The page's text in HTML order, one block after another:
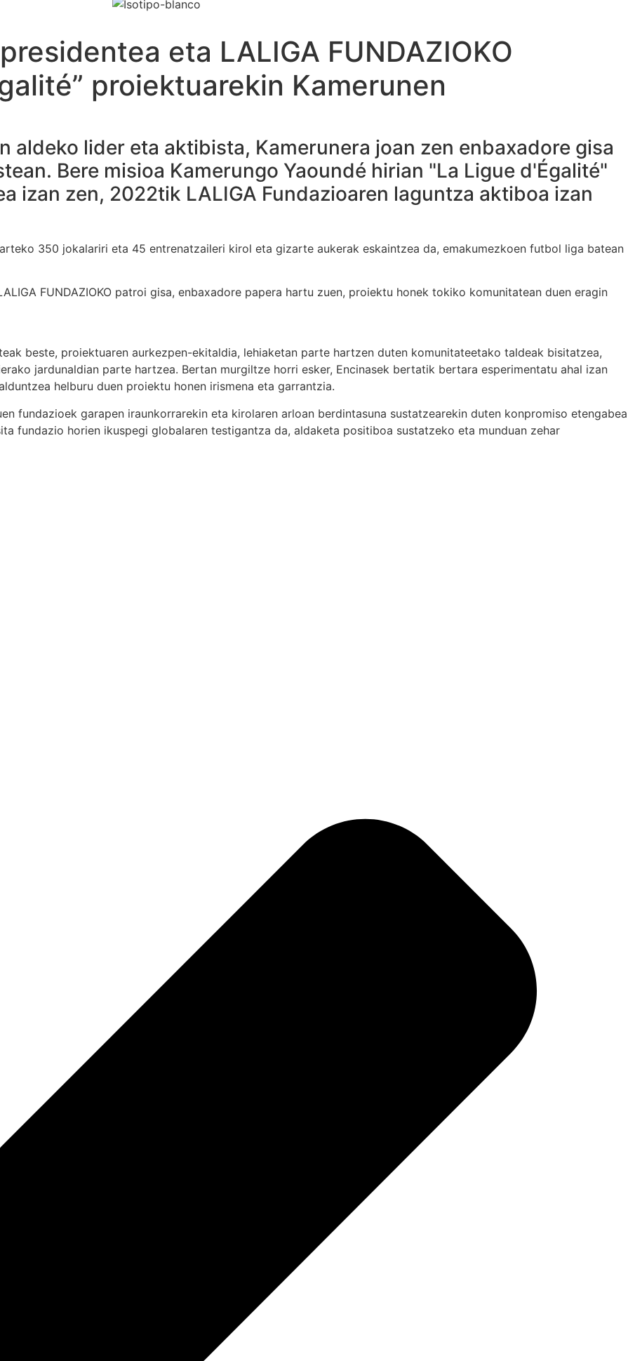
eta LALIGA FUNDAZIOKO
proiektuarekin Kamerunen
aldeko lider eta aktibista, Kamerunera joan zen enbaxadore gisa
Bere misioa Kamerungo Yaoundé hirian "La Ligue d'Égalité"
izan zen, 2022tik LALIGA Fundazioaren laguntza aktiboa izan
350 jokalariri eta 45 entrenatzaileri kirol eta gizarte aukerak eskaintzea da, emakumezkoen futbol liga batean
FUNDAZIOKO patroi gisa, enbaxadore papera hartu zuen, proiektu honek tokiko komunitatean duen eragin
beste, proiektuaren aurkezpen-ekitaldia, lehiaketan parte hartzen duten komunitateetako taldeak bisitatzea,
jardunaldian parte hartzea. Bertan murgiltze horri esker, Encinasek bertatik bertara esperimentatu ahal izan
helburu duen proiektu honen irismena eta garrantzia.
fundazioek garapen iraunkorrarekin eta kirolaren arloan berdintasuna sustatzearekin duten konpromiso etengabea
fundazio horien ikuspegi globalaren testigantza da, aldaketa positiboa sustatzeko eta munduan zehar